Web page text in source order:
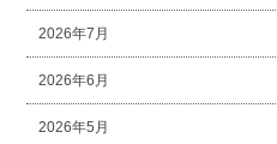
2026年7月
2026年6月
2026年5月